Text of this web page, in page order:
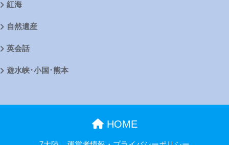
紅海
自然遺産
英会話
遊水峡･小国･熊本
HOME